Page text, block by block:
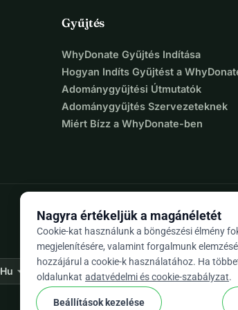
Gyűjtés
WhyDonate Gyűjtés Indítása
Hogyan Indíts Gyűjtést a
Adománygyűjtési Útmutatók
Adománygyűjtés Szervezeteknek
Miért Bízz a WhyDonate-ben
Hu arrow_drop_down ★★★★★ 4,9 / 5 több mint 500 értékelés
Nagyra értékeljük a magánéletét
Cookie-kat használunk a böngészési élmény
megjelenítésére, valamint forgalmunk
hozzájárul a cookie-k használatához. Ha
oldalunkat adatvédelmi és cookie-szabályzat.
Beállítások kezelése